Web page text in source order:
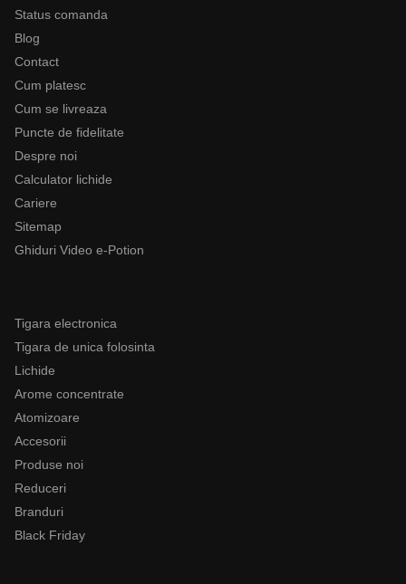
Status comanda
Blog
Contact
Cum platesc
Cum se livreaza
Puncte de fidelitate
Despre noi
Calculator lichide
Cariere
Sitemap
Ghiduri Video e-Potion
Tigara electronica
Tigara de unica folosinta
Lichide
Arome concentrate
Atomizoare
Accesorii
Produse noi
Reduceri
Branduri
Black Friday